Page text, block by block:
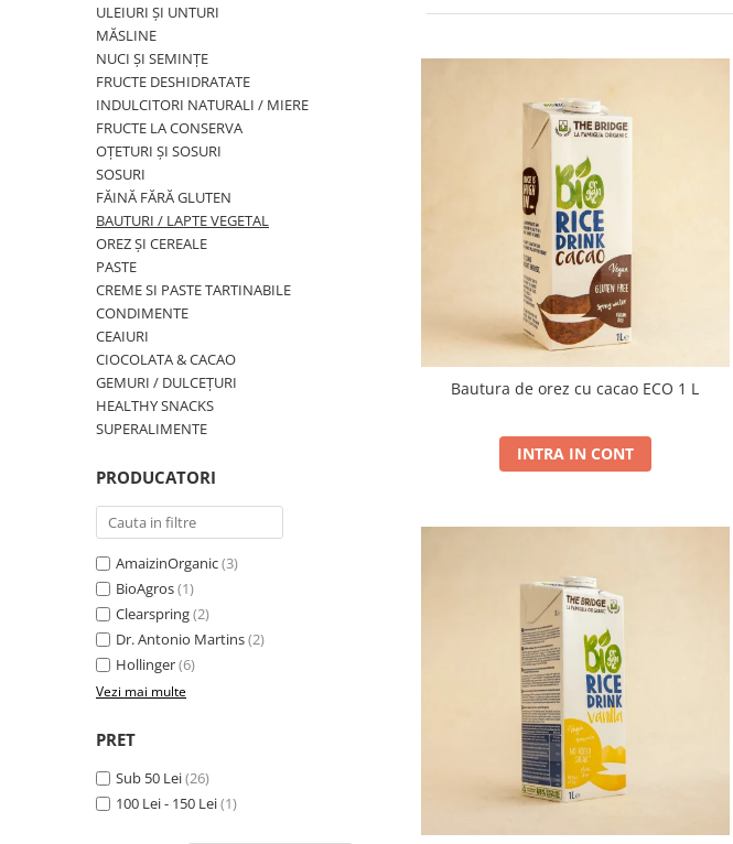
FĂINĂ FĂRĂ GLUTEN
BĂUTURI / LAPTE VEGETAL
OREZ ȘI CEREALE
CREME ȘI PASTE TARTINABILE
CONDIMENTE
CEAIURI GRECEȘTI
CIOCOLATĂ ȘI CACAO
HEALTHY SNACKS
SUPERALIMENTE
PRODUSE ECO / ORGANICE
PRODUSE ROMÂNEȘTI
REMEDII NATURISTE
TOATE PRODUSELE
ULEIURI ȘI UNTURI
MĂSLINE
NUCI ȘI SEMINȚE
FRUCTE DESHIDRATATE
INDULCITORI NATURALI / MIERE
FRUCTE LA CONSERVA
OȚETURI ȘI SOSURI
SOSURI
FĂINĂ FĂRĂ GLUTEN
BAUTURI / LAPTE VEGETAL
OREZ ȘI CEREALE
PASTE
CREME SI PASTE TARTINABILE
CONDIMENTE
CEAIURI
CIOCOLATA & CACAO
GEMURI / DULCEȚURI
HEALTHY SNACKS
SUPERALIMENTE
PRODUCATORI
AmaizinOrganic(3)
BioAgros(1)
Clearspring(2)
Dr. Antonio Martins(2)
Hollinger(6)
Vezi mai multe
PRET
Sub 50 Lei(26)
100 Lei - 150 Lei(1)
Bautura de orez cu cacao ECO 1 L
INTRA IN CONT